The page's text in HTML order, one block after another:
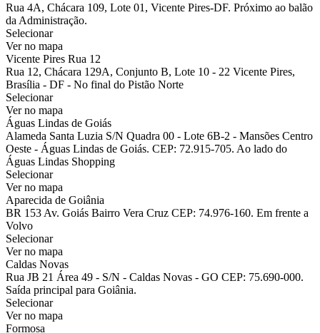
Rua 4A, Chácara 109, Lote 01, Vicente Pires-DF. Próximo ao balão
da Administração.
Selecionar
Ver no mapa
Vicente Pires Rua 12
Rua 12, Chácara 129A, Conjunto B, Lote 10 - 22 Vicente Pires,
Brasília - DF - No final do Pistão Norte
Selecionar
Ver no mapa
Águas Lindas de Goiás
Alameda Santa Luzia S/N Quadra 00 - Lote 6B-2 - Mansões Centro
Oeste - Águas Lindas de Goiás. CEP: 72.915-705. Ao lado do
Águas Lindas Shopping
Selecionar
Ver no mapa
Aparecida de Goiânia
BR 153 Av. Goiás Bairro Vera Cruz CEP: 74.976-160. Em frente a
Volvo
Selecionar
Ver no mapa
Caldas Novas
Rua JB 21 Área 49 - S/N - Caldas Novas - GO CEP: 75.690-000.
Saída principal para Goiânia.
Selecionar
Ver no mapa
Formosa